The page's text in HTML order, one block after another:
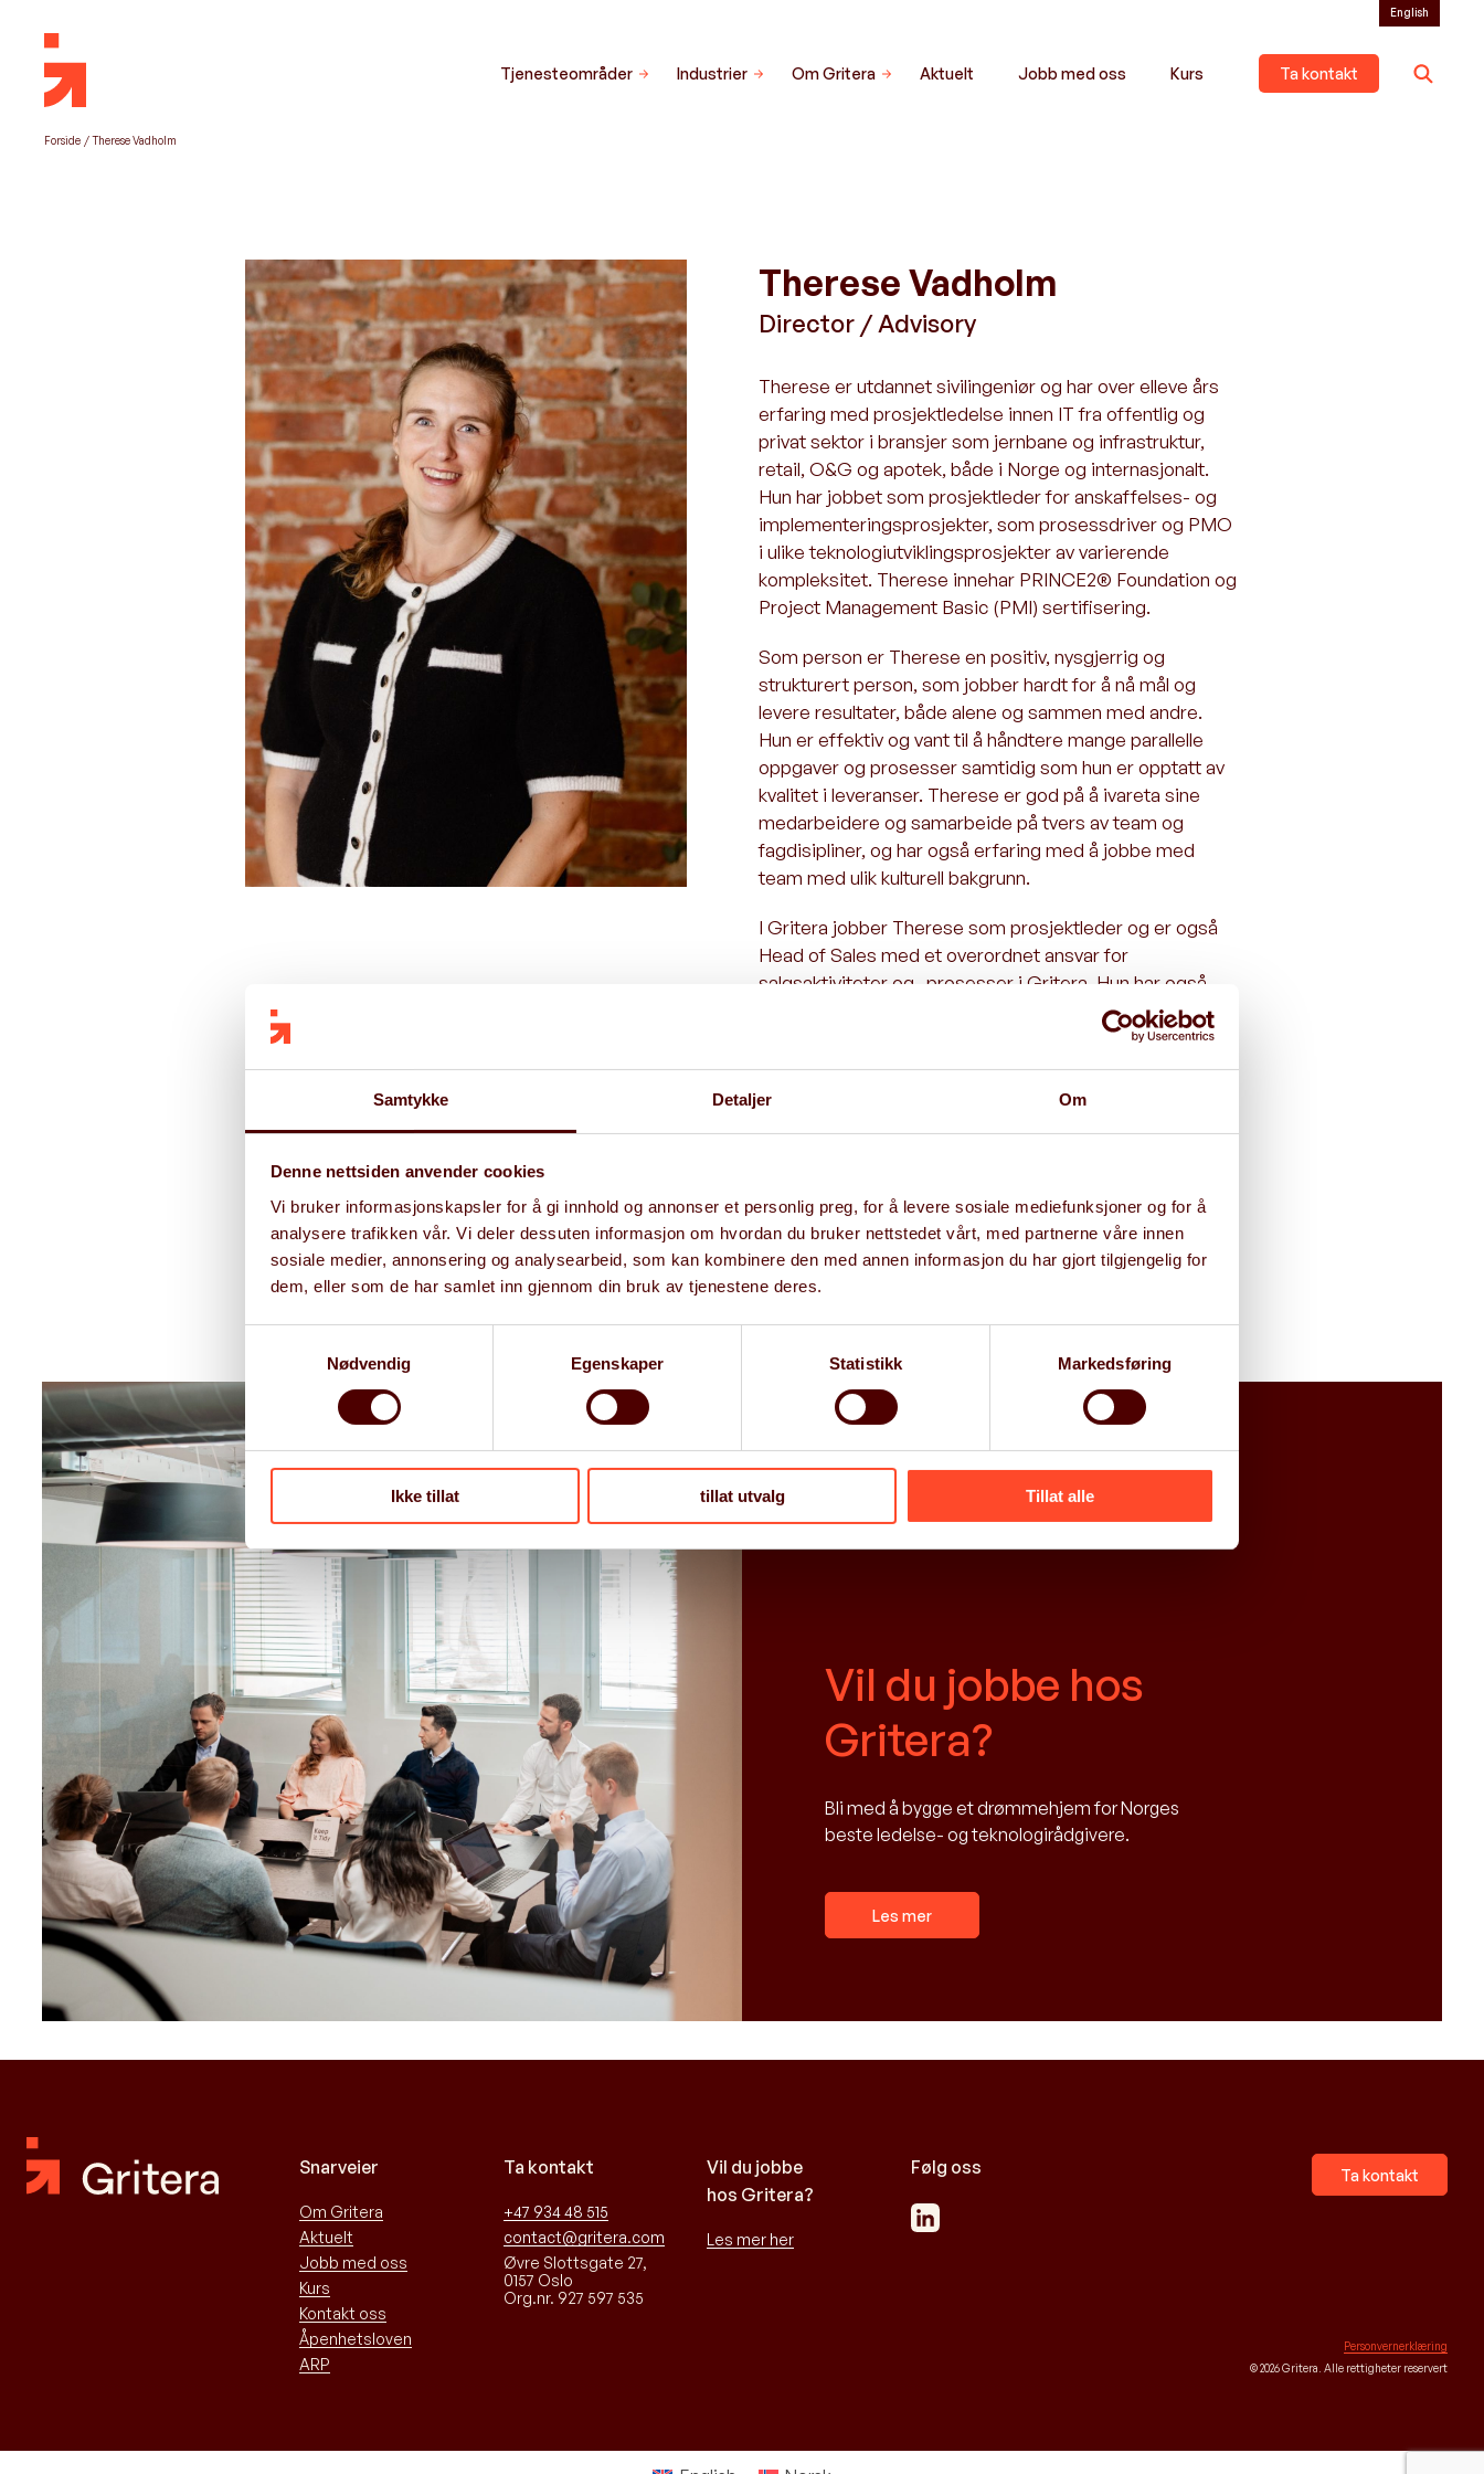
Samtykke Detaljer Om
Denne nettsiden anvender cookies
Vi bruker informasjonskapsler for å gi innhold og annonser et personlig preg, for å levere sosiale mediefunksjoner og for å
analysere trafikken vår. Vi deler dessuten informasjon om hvordan du bruker nettstedet vårt, med partnerne våre innen
sosiale medier, annonsering og analysearbeid, som kan kombinere den med annen informasjon du har gjort tilgjengelig for
dem, eller som de har samlet inn gjennom din bruk av tjenestene deres.
Nødvendig
Egenskaper Statistikk Markedsføring
Ikke tillat tillat utvalg Tillat alle
Tjenesteområder Industrier Om Gritera Aktuelt Jobb med oss Kurs Ta kontakt
English
Forside / Therese Vadholm
Therese Vadholm
Director / Advisory
Therese er utdannet sivilingeniør og har over elleve års
erfaring med prosjektledelse innen IT fra offentlig og
privat sektor i bransjer som jernbane og infrastruktur,
retail, O&G og apotek, både i Norge og internasjonalt.
Hun har jobbet som prosjektleder for anskaffelses- og
implementeringsprosjekter, som prosessdriver og PMO
i ulike teknologiutviklingsprosjekter av varierende
kompleksitet. Therese innehar PRINCE2® Foundation og
Project Management Basic (PMI) sertifisering.
Som person er Therese en positiv, nysgjerrig og
strukturert person, som jobber hardt for å nå mål og
levere resultater, både alene og sammen med andre.
Hun er effektiv og vant til å håndtere mange parallelle
oppgaver og prosesser samtidig som hun er opptatt av
kvalitet i leveranser. Therese er god på å ivareta sine
medarbeidere og samarbeide på tvers av team og
fagdisipliner, og har også erfaring med å jobbe med
team med ulik kulturell bakgrunn.
I Gritera jobber Therese som prosjektleder og er også
Head of Sales med et overordnet ansvar for
salgsaktiviteter og -prosesser i Gritera. Hun har også
vært med på å bygge Gritera fra tidlig fase, da med et
overordnet ansvar for rekruttering av ansatte, gjennom
målrettet headhunting og sourcing samt ivaretakelse av
ansatte gjennom HR-funksjonen.
therese.vadholm@gritera.com
Vil du jobbe hos
Gritera?
Bli med å bygge et drømmehjem for Norges
beste ledelse- og teknologirådgivere.
Les mer
Snarveier
Om Gritera
Aktuelt
Jobb med oss
Kurs
Kontakt oss
Åpenhetsloven
ARP
Ta kontakt
+47 934 48 515
contact@gritera.com
Øvre Slottsgate 27,
0157 Oslo
Org.nr. 927 597 535
Vil du jobbe
hos Gritera?
Les mer her
Følg oss Ta kontakt
Personvernerklæring
© 2026 Gritera. Alle rettigheter reservert